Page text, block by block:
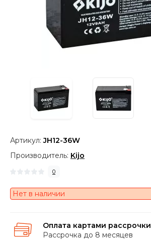
Артикул:JH12-36W
Производитель: Kijo
0
Нет в наличии
Оплата картами рассрочки
Рассрочка до 8 месяцев